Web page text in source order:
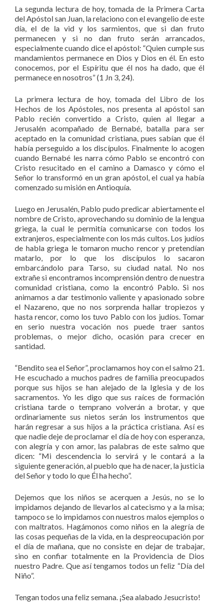
La segunda lectura de hoy, tomada de la Primera Carta
del Apóstol san Juan, la relaciono con el evangelio de este
día, el de la vid y los sarmientos, que si dan fruto
permanecen y si no dan fruto serán arrancados,
especialmente cuando dice el apóstol: “Quien cumple sus
mandamientos permanece en Dios y Dios en él. En esto
conocemos, por el Espíritu que él nos ha dado, que él
permanece en nosotros” (1 Jn 3, 24).
La primera lectura de hoy, tomada del Libro de los
Hechos de los Apóstoles, nos presenta al apóstol san
Pablo recién convertido a Cristo, quien al llegar a
Jerusalén acompañado de Bernabé, batalla para ser
aceptado en la comunidad cristiana, pues sabían que él
había perseguido a los discípulos. Finalmente lo acogen
cuando Bernabé les narra cómo Pablo se encontró con
Cristo resucitado en el camino a Damasco y cómo el
Señor lo transformó en un gran apóstol, el cual ya había
comenzado su misión en Antioquía.
Luego en Jerusalén, Pablo pudo predicar abiertamente el
nombre de Cristo, aprovechando su dominio de la lengua
griega, la cual le permitía comunicarse con todos los
extranjeros, especialmente con los más cultos. Los judíos
de habla griega le tomaron mucho rencor y pretendían
matarlo, por lo que los discípulos lo sacaron
embarcándolo para Tarso, su ciudad natal. No nos
extrañe si encontramos incomprensión dentro de nuestra
comunidad cristiana, como la encontró Pablo. Si nos
animamos a dar testimonio valiente y apasionado sobre
el Nazareno, que no nos sorprenda hallar tropiezos y
hasta rencor, como los tuvo Pablo con los judíos. Tomar
en serio nuestra vocación nos puede traer santos
problemas, o mejor dicho, ocasión para crecer en
santidad.
“Bendito sea el Señor”, proclamamos hoy con el salmo 21.
He escuchado a muchos padres de familia preocupados
porque sus hijos se han alejado de la Iglesia y de los
sacramentos. Yo les digo que sus raíces de formación
cristiana tarde o temprano volverán a brotar, y que
ordinariamente sus nietos serán los instrumentos que
harán regresar a sus hijos a la práctica cristiana. Así es
que nadie deje de proclamar el día de hoy con esperanza,
con alegría y con amor, las palabras de este salmo que
dicen: “Mi descendencia lo servirá y le contará a la
siguiente generación, al pueblo que ha de nacer, la justicia
del Señor y todo lo que Él ha hecho”.
Dejemos que los niños se acerquen a Jesús, no se lo
impidamos dejando de llevarlos al catecismo y a la misa;
tampoco se lo impidamos con nuestros malos ejemplos o
con maltratos. Hagámonos como niños en la alegría de
las cosas pequeñas de la vida, en la despreocupación por
el día de mañana, que no consiste en dejar de trabajar,
sino en confiar totalmente en la Providencia de Dios
nuestro Padre. Que así tengamos todos un feliz “Día del
Niño”.
Tengan todos una feliz semana. ¡Sea alabado Jesucristo!